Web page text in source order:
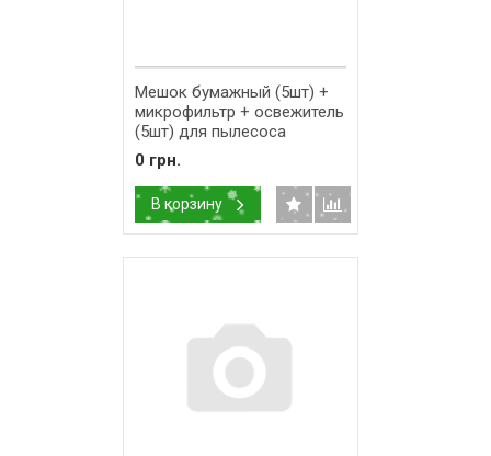
Мешок бумажный (5шт) +
микрофильтр + освежитель
(5шт) для пылесоса
Thomas Fontana 787183
0 грн.
В корзину